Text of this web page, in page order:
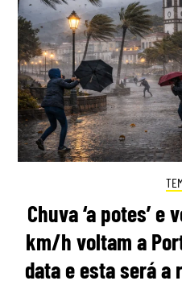
Chuva ‘a potes’
km/h voltam a
data e esta será a